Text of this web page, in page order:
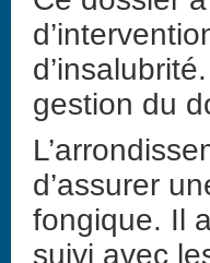
gestion du
d’assurer
fongique. Il
suivi avec